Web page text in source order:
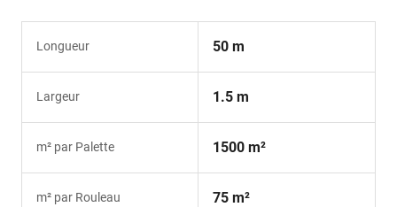
Longueur 50 m
Largeur 1.5 m
m² par Palette 1500 m²
m² par Rouleau 75 m²